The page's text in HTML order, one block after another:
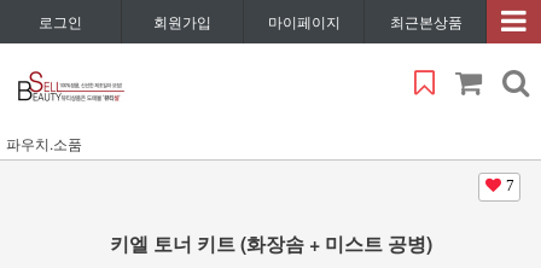
로그인 회원가입 마이페이지 최근본상품
파우치.소품
7
키엘 토너 키트 (화장솜 + 미스트 공병)